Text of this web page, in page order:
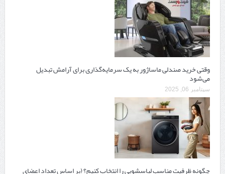
وقتی خرید صندلی ماساژور به یک سرمایه‌گذاری برای آرامش تبدیل
می‌شود
سپتامبر 06, 2025
چگونه ظرفیت مناسب لباسشویی را انتخاب کنیم؟ (بر اساس تعداد اعضای